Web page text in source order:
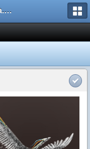
ФОРУМ PHILka.RU